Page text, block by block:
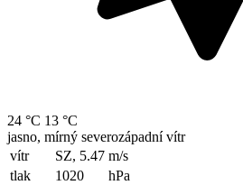
24 °C 13 °C
jasno, mírný severozápadní vítr
vítr
SZ, 5.47 m/s
tlak
1020
hPa